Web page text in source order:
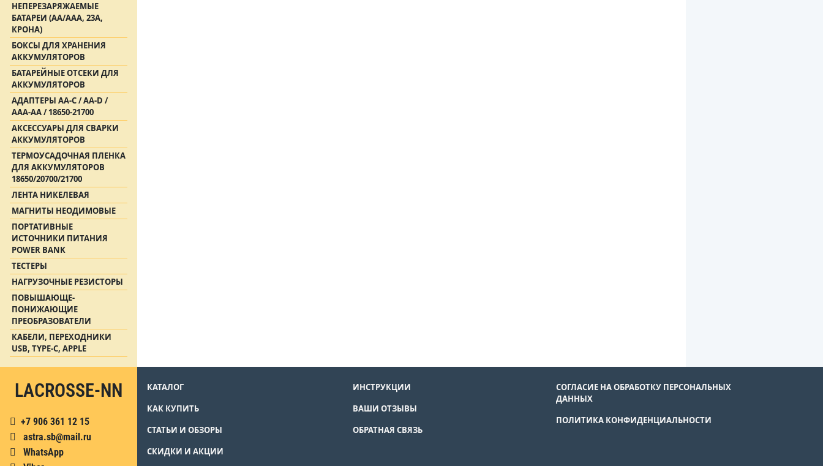
НЕПЕРЕЗАРЯЖАЕМЫЕ
БАТАРЕИ (АА/ААА, 23A,
КРОНА)
БОКСЫ ДЛЯ ХРАНЕНИЯ
АККУМУЛЯТОРОВ
БАТАРЕЙНЫЕ ОТСЕКИ ДЛЯ
АККУМУЛЯТОРОВ
АДАПТЕРЫ АА-С / АА-D /
AAA-AA / 18650-21700
АКСЕССУАРЫ ДЛЯ СВАРКИ
АККУМУЛЯТОРОВ
ТЕРМОУСАДОЧНАЯ ПЛЕНКА
ДЛЯ АККУМУЛЯТОРОВ
18650/20700/21700
ЛЕНТА НИКЕЛЕВАЯ
МАГНИТЫ НЕОДИМОВЫЕ
ПОРТАТИВНЫЕ
ИСТОЧНИКИ ПИТАНИЯ
POWER BANK
ТЕСТЕРЫ
НАГРУЗОЧНЫЕ РЕЗИСТОРЫ
ПОВЫШАЮЩЕ-
ПОНИЖАЮЩИЕ
ПРЕОБРАЗОВАТЕЛИ
КАБЕЛИ, ПЕРЕХОДНИКИ
USB, TYPE-C, APPLE
LACROSSE-NN
+7 906 361 12 15
astra.sb@mail.ru
WhatsApp
КАТАЛОГ
КАК КУПИТЬ
СТАТЬИ И ОБЗОРЫ
СКИДКИ И АКЦИИ
ИНСТРУКЦИИ
ВАШИ ОТЗЫВЫ
ОБРАТНАЯ СВЯЗЬ
СОГЛАСИЕ НА ОБРАБОТКУ ПЕРСОНАЛЬНЫХ
ДАННЫХ
ПОЛИТИКА КОНФИДЕНЦИАЛЬНОСТИ